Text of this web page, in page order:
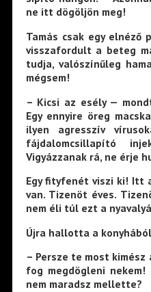
ne itt dögöljön meg!
Tamás csak egy
visszafordult a beteg
tudja, valószínűleg
mégsem!
– Kicsi az esély —
Egy ennyire öreg
ilyen agresszív
fájdalomcsillapító
Vigyázzanak rá, ne érje
Egy fityfenét viszi ki! Itt
van. Tizenöt éves.
nem éli túl ezt a
Újra hallotta a
– Persze te most kimész
fog megdögleni
nem maradsz mellette?